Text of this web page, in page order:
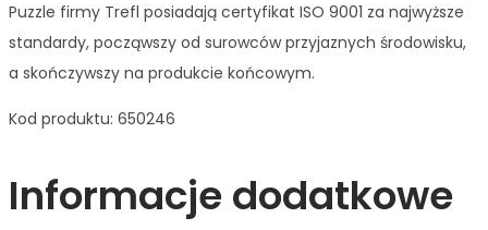
Puzzle firmy Trefl posiadają certyfikat ISO 9001 za najwyższe
standardy, począwszy od surowców przyjaznych środowisku,
a skończywszy na produkcie końcowym.
Kod produktu: 650246
Informacje dodatkowe